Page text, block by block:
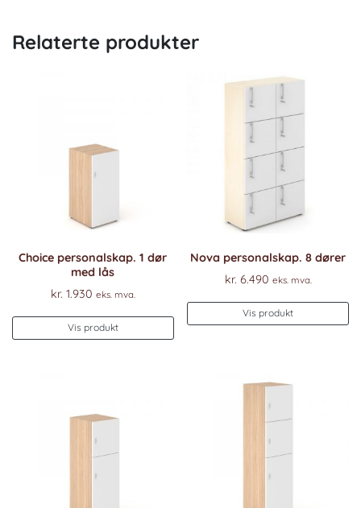
Relaterte produkter
Choice personalskap. 1 dør
med lås
kr. 1.930 eks. mva.
Vis produkt
Nova personalskap. 8 dører
kr. 6.490 eks. mva.
Vis produkt